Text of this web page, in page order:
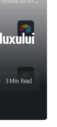
3 Min Read